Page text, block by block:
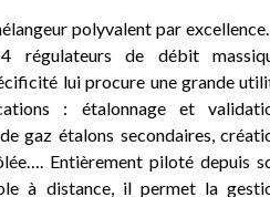
polyvalent par
régulateurs de débit
lui procure une grande
: étalonnage et
gaz étalons secondaires,
Entièrement piloté depuis
à distance, il permet la